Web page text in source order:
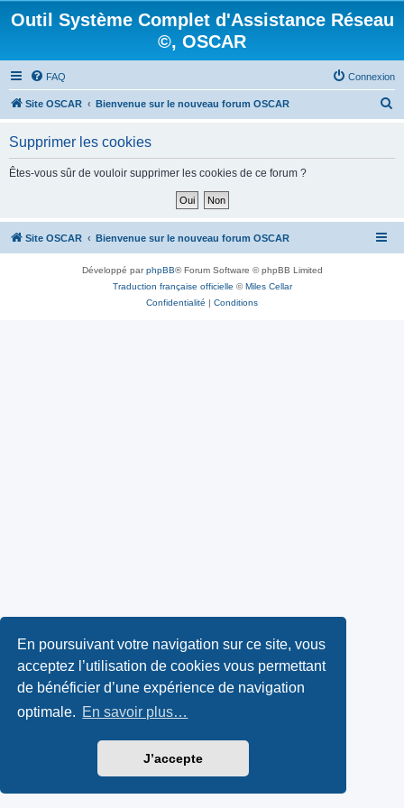
En poursuivant votre navigation sur ce site, vous
acceptez l’utilisation de cookies vous permettant
de bénéficier d’une expérience de navigation
optimale. En savoir plus…
J’accepte
Outil Système Complet d'Assistance Réseau
©, OSCAR
FAQ Connexion
Site OSCAR Bienvenue sur le nouveau forum OSCAR
h
Supprimer les cookies
Êtes-vous sûr de vouloir supprimer les cookies de ce forum ?
Site OSCAR Bienvenue sur le nouveau forum OSCAR
Développé parphpBB® Forum Software © phpBB Limited
Traduction française officielle ©Miles Cellar
Confidentialité | Conditions